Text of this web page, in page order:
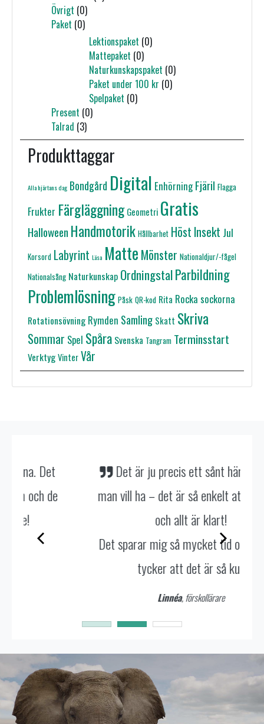
Övrigt (0)
Paket (0)
Lektionspaket (0)
Mattepaket (0)
Naturkunskapspaket (0)
Paket under 100 kr (0)
Spelpaket (0)
Present (0)
Talrad (3)
Produkttaggar
Alla hjärtans dag Bondgård Digital Enhörning Fjäril Flagga
Frukter Färgläggning Geometri Gratis
Halloween Handmotorik Hållbarhet Höst Insekt Jul
Korsord Labyrint Läsa MatteMönster Nationaldjur/-fågel
Nationalsång Naturkunskap OrdningstalParbildning
Problemlösning Påsk QR-kod Rita Rocka sockorna
Rotationsövning Rymden Samling Skatt Skriva
Sommar Spel Spåra Svenska Tangram Terminsstart
Verktyg Vinter Vår
Det är ju precis ett sånt här material
man vill ha – det är så enkelt att använda
och allt är klart!
Det sparar mig så mycket tid och barnen
tycker att det är så kul.
, förskollärare